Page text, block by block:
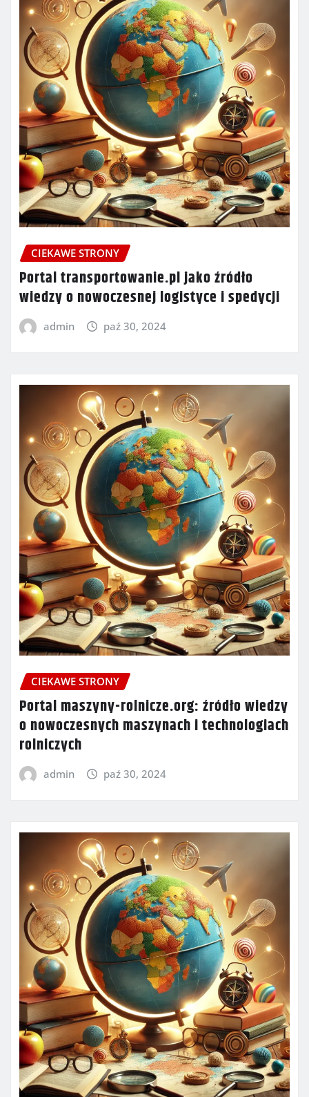
CIEKAWE STRONY
Portal transportowanie.pl jako źródło
wiedzy o nowoczesnej logistyce i spedycji
admin paź 30, 2024
CIEKAWE STRONY
Portal maszyny-rolnicze.org: źródło wiedzy
o nowoczesnych maszynach i technologiach
rolniczych
admin paź 30, 2024